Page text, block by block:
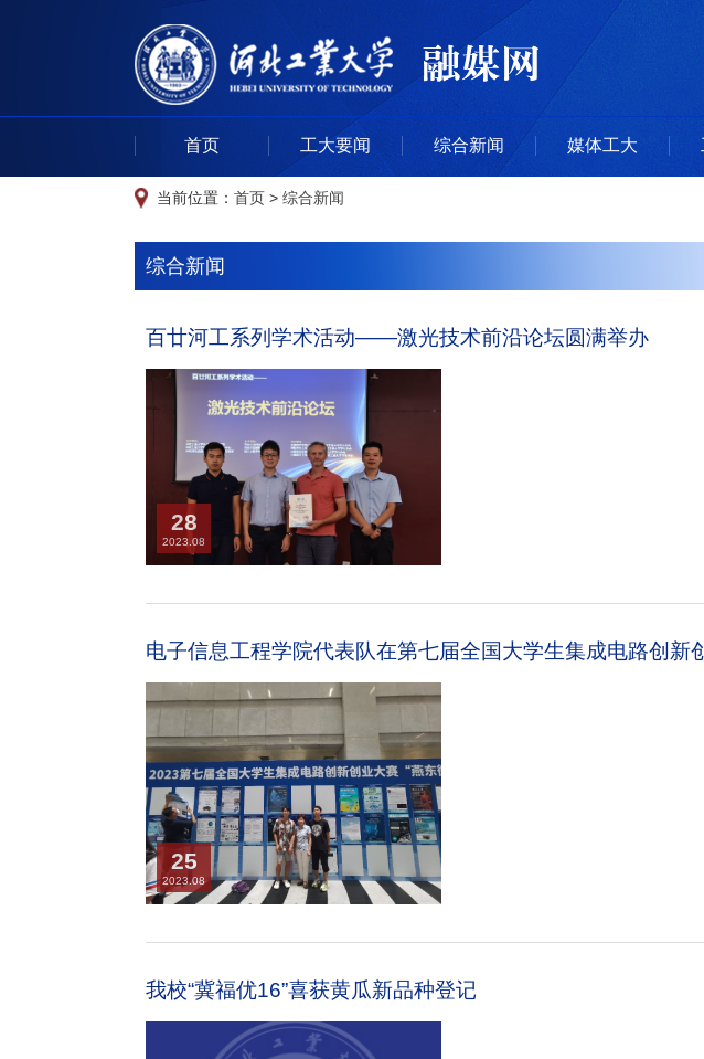
首页 工大要闻 综合新闻 媒体工大
当前位置： 首页 > 综合新闻
综合新闻
百廿河工系列学术活动——激光技术前沿论坛圆满举办
28
2023.08
电子信息工程学院代表队在第七届全国大学生集成电路创新
25
2023.08
我校“冀福优16”喜获黄瓜新品种登记